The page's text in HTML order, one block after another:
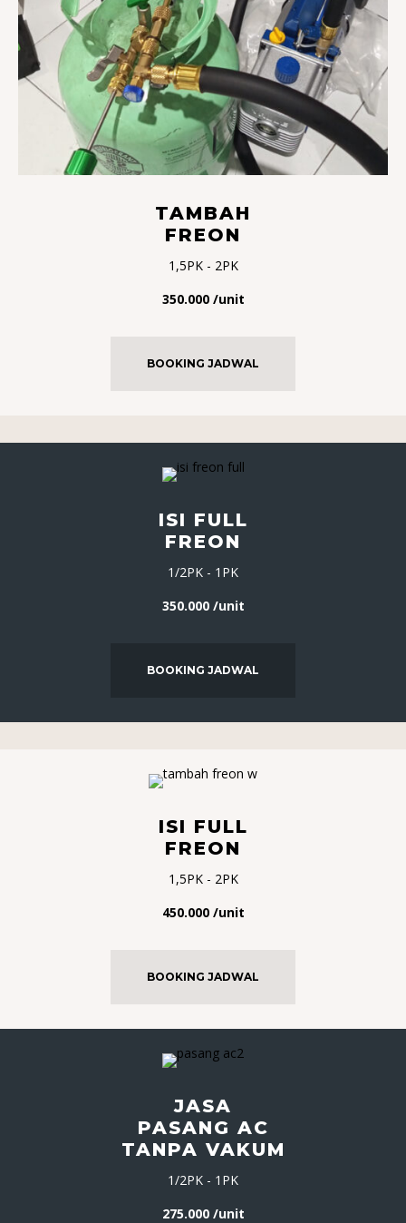
TAMBAH
FREON
1,5PK - 2PK
350.000 /unit
BOOKING JADWAL
ISI FULL
FREON
1/2PK - 1PK
350.000 /unit
BOOKING JADWAL
ISI FULL
FREON
1,5PK - 2PK
450.000 /unit
BOOKING JADWAL
JASA
PASANG AC
TANPA VAKUM
1/2PK - 1PK
275.000 /unit